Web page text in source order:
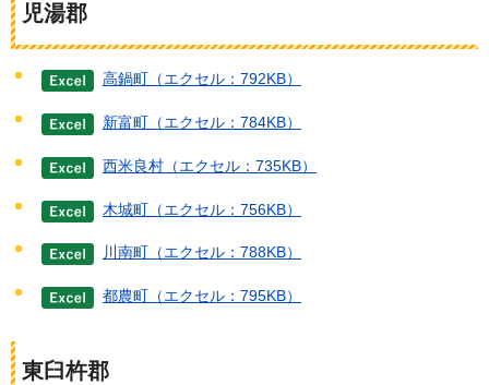
児湯郡
高鍋町（エクセル：792KB）
新富町（エクセル：784KB）
西米良村（エクセル：735KB）
木城町（エクセル：756KB）
川南町（エクセル：788KB）
都農町（エクセル：795KB）
東臼杵郡